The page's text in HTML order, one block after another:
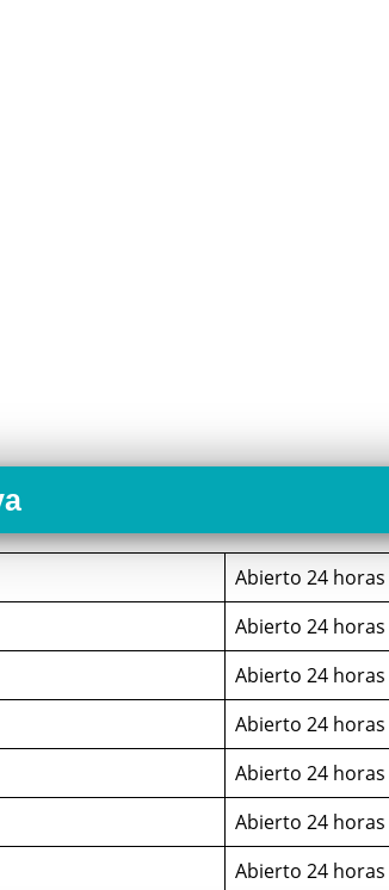
Abierto 24 horas
Abierto 24 horas
Abierto 24 horas
Abierto 24 horas
Abierto 24 horas
Abierto 24 horas
Abierto 24 horas